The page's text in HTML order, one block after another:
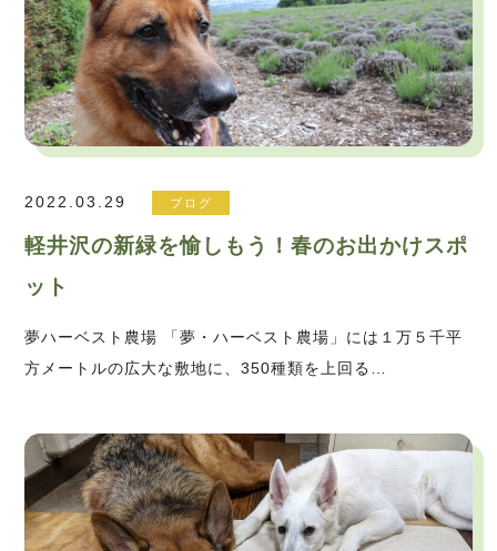
2022.03.29 ブログ
軽井沢の新緑を愉しもう！春のお出かけスポ
ット
夢ハーベスト農場 「夢・ハーベスト農場」には１万５千平
方メートルの広大な敷地に、350種類を上回る…